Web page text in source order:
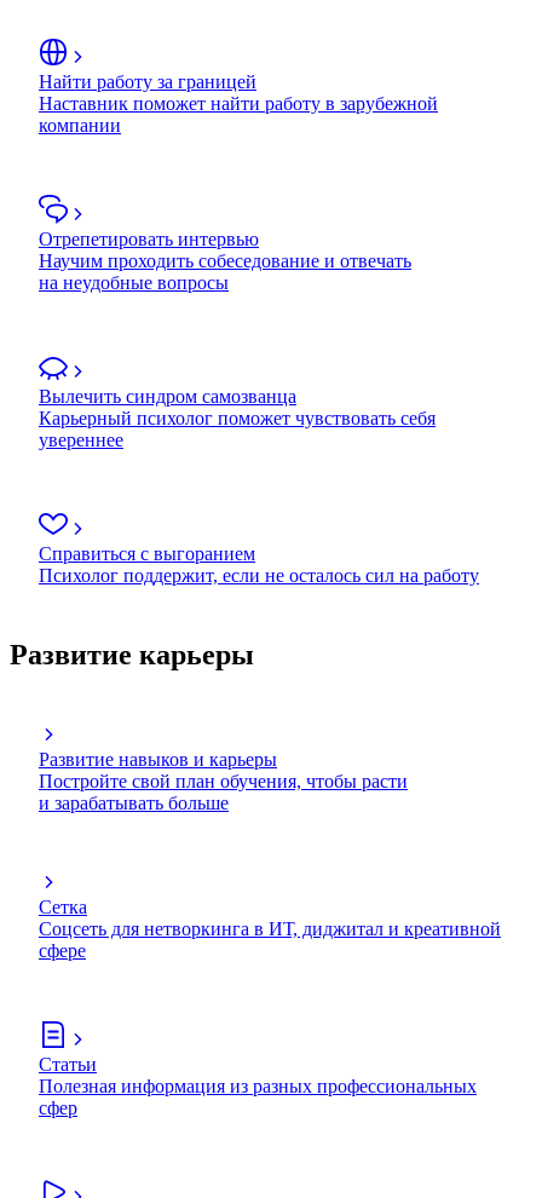
Найти работу за границей
Наставник поможет найти работу в зарубежной
компании
Отрепетировать интервью
Научим проходить собеседование и отвечать
на неудобные вопросы
Вылечить синдром самозванца
Карьерный психолог поможет чувствовать себя
увереннее
Справиться с выгоранием
Психолог поддержит, если не осталось сил на работу
Развитие карьеры
Развитие навыков и карьеры
Постройте свой план обучения, чтобы расти
и зарабатывать больше
Сетка
Соцсеть для нетворкинга в ИТ, диджитал и креативной
сфере
Статьи
Полезная информация из разных профессиональных
сфер